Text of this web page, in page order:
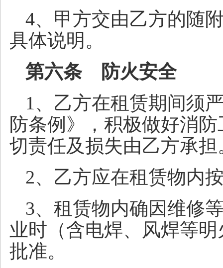
4、甲方交由乙方的随
具体说明。
第六条 防火安全
1、乙方在租赁期间须
防条例》，积极做好消
切责任及损失由乙方承担
2、乙方应在租赁物内
3、租赁物内确因维修
业时（含电焊、风焊等
批准。